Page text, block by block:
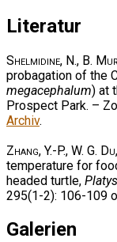
Literatur
Shelmidine, N., B.
probagation of the
megacephalum) at
Prospect Park. –
Archiv.
Zhang, Y.-P., W. G.
temperature for
headed turtle,
295(1-2): 106-109
Galerien